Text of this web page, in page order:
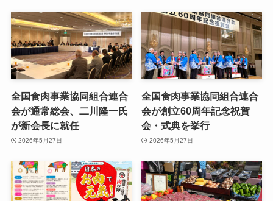
全国食肉事業協同組合連合
会が通常総会、二川隆一氏
が新会長に就任
2026年5月27日
全国食肉事業協同組合連合
会が創立60周年記念祝賀
会・式典を挙行
2026年5月27日